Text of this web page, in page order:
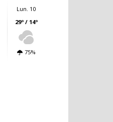
Lun. 10
29º / 14º
75%